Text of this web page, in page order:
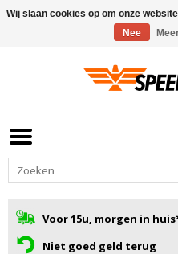
Voor 15u, morgen in
Niet goed geld terug
Wij slaan cookies op om onze
Nee